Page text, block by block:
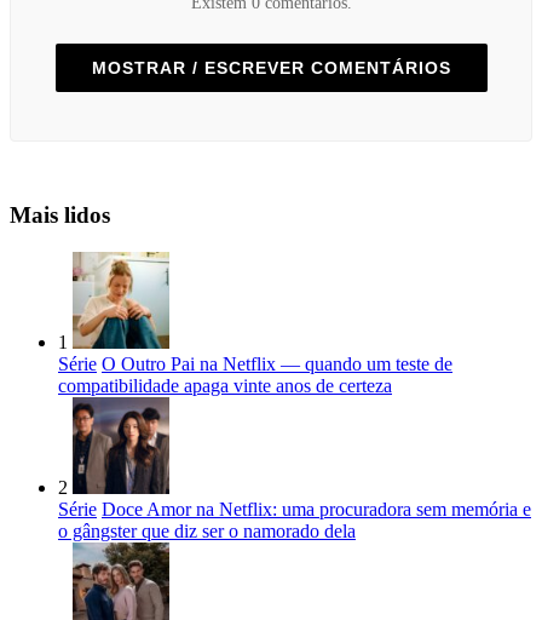
MOSTRAR / ESCREVER COMENTÁRIOS
Mais lidos
1
Série O Outro Pai na Netflix — quando um teste de
compatibilidade apaga vinte anos de certeza
2
Série Doce Amor na Netflix: uma procuradora sem memória e
o gângster que diz ser o namorado dela